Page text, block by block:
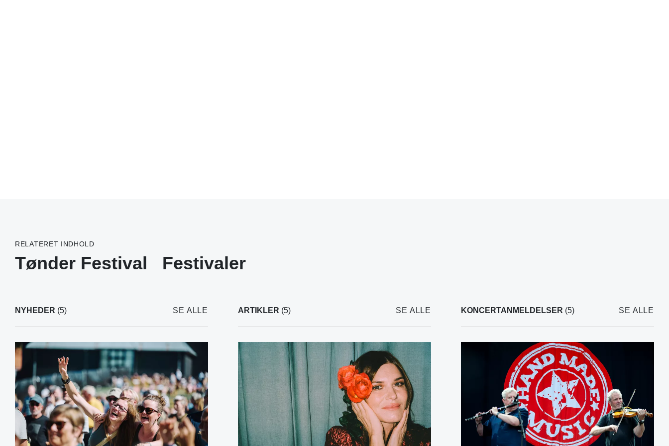
RELATERET INDHOLD
Tønder Festival Festivaler
NYHEDER (5) SE ALLE ARTIKLER (5) SE ALLE KONCERTANMELDELSER (5) SE ALLE